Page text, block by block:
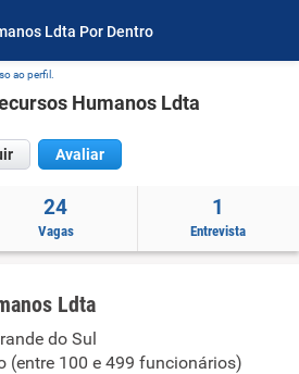
Ldta Por Dentro
ao perfil.
Humanos Ldta
Avaliar
24
Vagas
1
Entrevista
Ldta
do Sul
(entre 100 e 499 funcionários)